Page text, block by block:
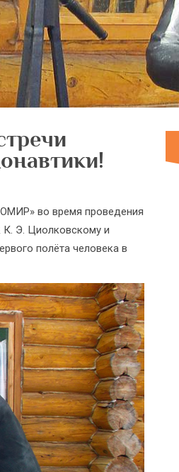
во время проведения
К. Э. Циолковскому и
полёта человека в